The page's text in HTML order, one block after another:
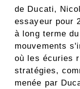
de Ducati,
essayeur pour
à long terme
mouvements
où les écuries
stratégies,
menée par